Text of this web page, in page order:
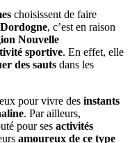
choisissent de faire
, c’est en raison
Nouvelle
sportive. En effet, elle
des sauts dans les
pour vivre des instants
. Par ailleurs,
pour ses activités
amoureux de ce type